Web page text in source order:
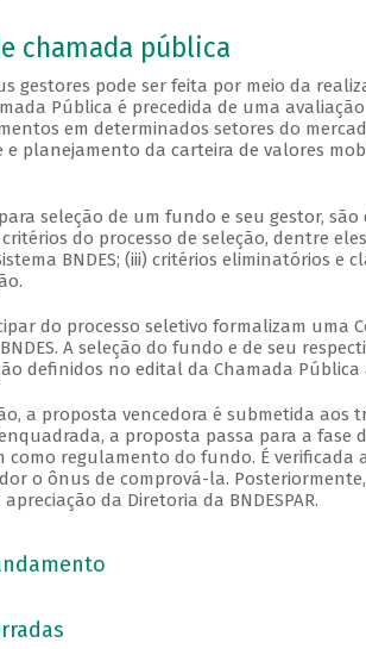
chamada pública
gestores pode ser feita por meio da
Pública é precedida de uma
em determinados setores do
planejamento da carteira de valores
seleção de um fundo e seu gestor,
do processo de seleção, dentre
BNDES; (iii) critérios eliminatórios e
do processo seletivo formalizam uma
A seleção do fundo e de seu
definidos no edital da Chamada
a proposta vencedora é submetida aos
enquadrada, a proposta passa para a
como regulamento do fundo. É
o ônus de comprová-la.
da Diretoria da BNDESPAR.